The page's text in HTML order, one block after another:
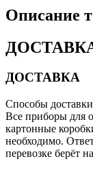
Описание
ДОСТАВКА
Способы
Все приборы для
картонные
необходимо.
перевозке берёт